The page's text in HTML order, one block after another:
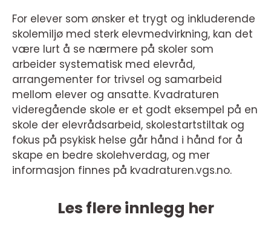
For elever som ønsker et trygt og inkluderende
skolemiljø med sterk elevmedvirkning, kan det
være lurt å se nærmere på skoler som
arbeider systematisk med elevråd,
arrangementer for trivsel og samarbeid
mellom elever og ansatte. Kvadraturen
videregående skole er et godt eksempel på en
skole der elevrådsarbeid, skolestartstiltak og
fokus på psykisk helse går hånd i hånd for å
skape en bedre skolehverdag, og mer
informasjon finnes på kvadraturen.vgs.no.
Les flere innlegg her